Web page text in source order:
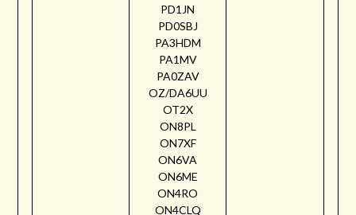
PD1JN
PD0SBJ
PA3HDM
PA1MV
PA0ZAV
OZ/DA6UU
OT2X
ON8PL
ON7XF
ON6VA
ON6ME
ON4RO
ON4CLQ